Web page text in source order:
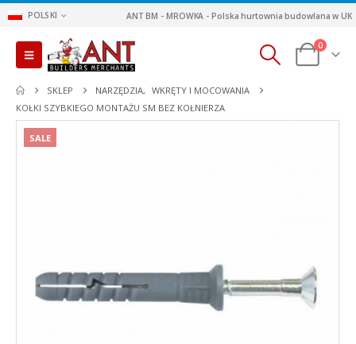
POLSKI ANT BM - MROWKA - Polska hurtownia budowlana w UK
0
SKLEP NARZĘDZIA,
WKRĘTY I MOCOWANIA
KOŁKI SZYBKIEGO MONTAŻU SM BEZ KOŁNIERZA
SALE